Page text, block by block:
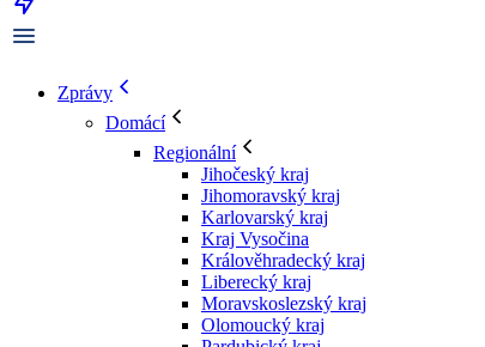
Zprávy
Domácí
Regionální
Jihočeský kraj
Jihomoravský kraj
Karlovarský kraj
Kraj Vysočina
Králověhradecký kraj
Liberecký kraj
Moravskoslezský kraj
Olomoucký kraj